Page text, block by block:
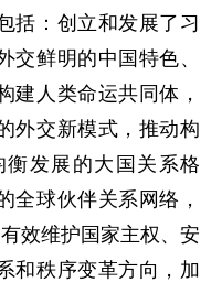
括：创立和发展了习
交鲜明的中国特色、
建人类命运共同体，
外交新模式，推动构
发展的大国关系格
全球伙伴关系网络，
效维护国家主权、安
和秩序变革方向，加